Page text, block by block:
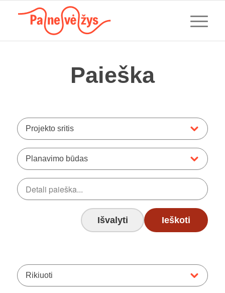
Paieška
Projekto sritis
Planavimo būdas
Išvalyti Ieškoti
Rikiuoti